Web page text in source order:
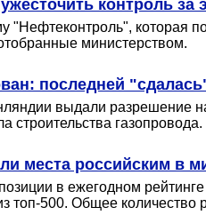
контроль за
"Нефтеконтроль", которая
министерством.
последней
выдали разрешение
строительства газопровода.
места российским в
в ежегодном
топ-500. Общее количество